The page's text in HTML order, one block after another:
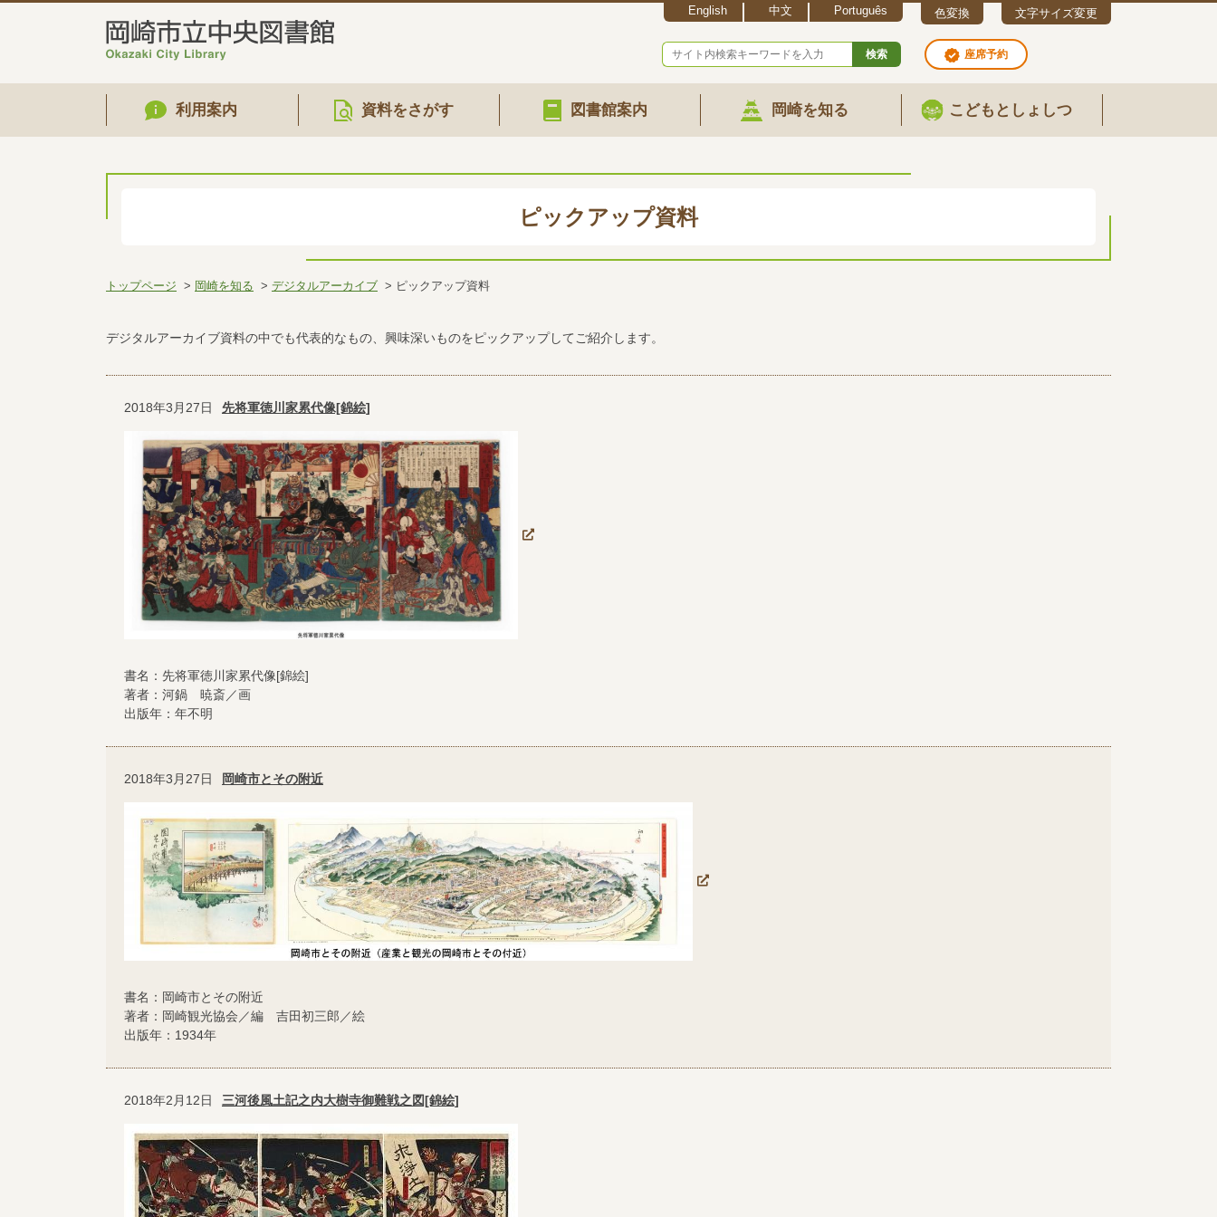
English 中文 Português 色変換 文字サイズ変更
検索 座席予約
利用案内 資料をさがす 図書館案内 岡崎を知る こどもとしょしつ
ピックアップ資料
トップページ 岡崎を知る デジタルアーカイブ ピックアップ資料
デジタルアーカイブ資料の中でも代表的なもの、興味深いものをピックアップしてご紹介します。
2018年3月27日 先将軍徳川家累代像[錦絵]
書名：先将軍徳川家累代像[錦絵]
著者：河鍋 暁斎／画
出版年：年不明
2018年3月27日 岡崎市とその附近
書名：岡崎市とその附近
著者：岡崎観光協会／編 吉田初三郎／絵
出版年：1934年
2018年2月12日 三河後風土記之内大樹寺御難戦之図[錦絵]